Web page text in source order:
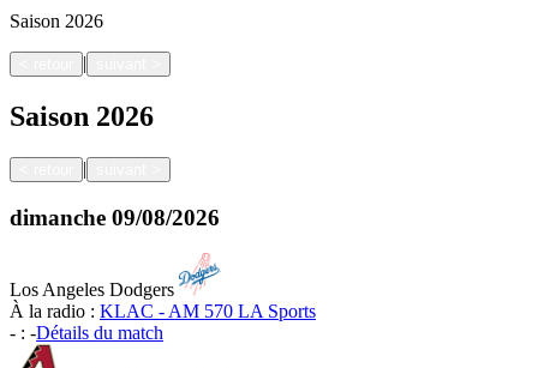
Saison 2026
|
Saison 2026
|
dimanche 09/08/2026
Los Angeles Dodgers
À la radio : KLAC - AM 570 LA Sports
- : -Détails du match